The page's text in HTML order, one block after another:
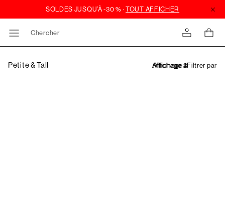
Chercher
Petite & Tall Filtrer par